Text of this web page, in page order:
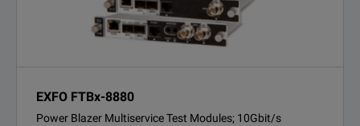
EXFO FTBx-8880
Power Blazer Multiservice Test Modules; 10Gbit/s